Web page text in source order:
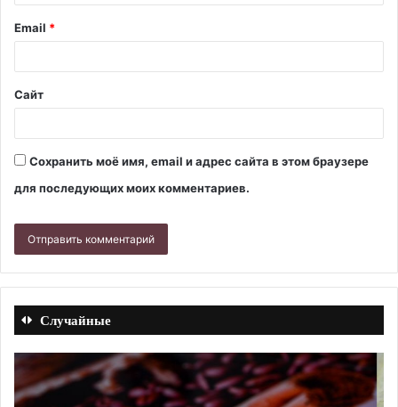
Email *
Сайт
Сохранить моё имя, email и адрес сайта в этом браузере
для последующих моих комментариев.
Случайные
Рис
капустой